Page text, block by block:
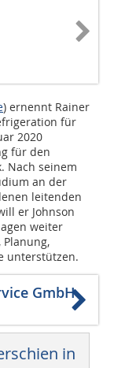
) ernennt Rainer
für
2020
für den
Nach seinem
an der
leitenden
er Johnson
weiter
unterstützen.
GmbH
in